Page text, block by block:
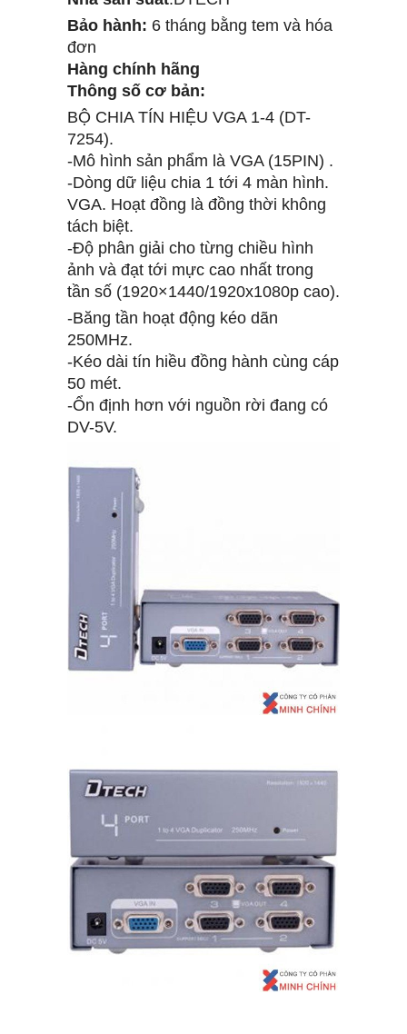
Bảo hành: 6 tháng bằng tem và hóa
đơn
Hàng chính hãng
Thông số cơ bản:
BỘ CHIA TÍN HIỆU VGA 1-4 (DT-
7254).
-Mô hình sản phẩm là VGA (15PIN) .
-Dòng dữ liệu chia 1 tới 4 màn hình.
VGA. Hoạt đồng là đồng thời không
tách biệt.
-Độ phân giải cho từng chiều hình
ảnh và đạt tới mực cao nhất trong
tần số (1920×1440/1920x1080p cao).
-Băng tần hoạt động kéo dãn
250MHz.
-Kéo dài tín hiều đồng hành cùng cáp
50 mét.
-Ổn định hơn với nguồn rời đang có
DV-5V.